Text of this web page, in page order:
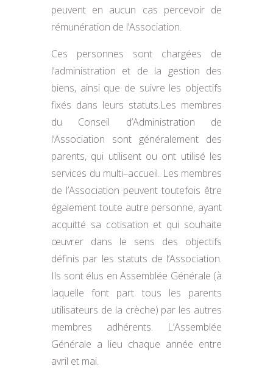
peuvent en aucun cas percevoir de
rémunération de l’Association.
Ces personnes sont chargées de
l’administration et de la gestion des
biens, ainsi que de suivre les objectifs
fixés dans leurs statuts.Les membres
du Conseil d’Administration de
l’Association sont généralement des
parents, qui utilisent ou ont utilisé les
services du multi–accueil. Les membres
de l’Association peuvent toutefois être
également toute autre personne, ayant
acquitté sa cotisation et qui souhaite
œuvrer dans le sens des objectifs
définis par les statuts de l’Association.
Ils sont élus en Assemblée Générale (à
laquelle font part tous les parents
utilisateurs de la crèche) par les autres
membres adhérents. L’Assemblée
Générale a lieu chaque année entre
avril et mai.